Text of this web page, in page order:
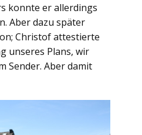
konnte er allerdings
Aber dazu später
Christof attestierte
unseres Plans, wir
Sender. Aber damit